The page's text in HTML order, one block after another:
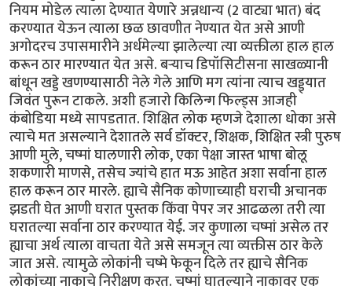
नियम मोडेल त्याला देण्यात येणारे अन्नधान्य (2 वाट्या भात) बंद
करण्यात येऊन त्याला छळ छावणीत नेण्यात येत असे आणी
अगोदरच उपासमारीने अर्धमेल्या झालेल्या त्या व्यक्तीला हाल हाल
करून ठार मारण्यात येत असे. बऱ्याच डिपॉसिटीसना साखळ्यानी
बांधून खड्डे खणण्यासाठी नेले गेले आणि मग त्यांना त्याच खड्ड्यात
जिवंत पुरून टाकले. अशी हजारो किलिन्ग फिल्ड्स आजही
कंबोडिया मध्ये सापडतात. शिक्षित लोक म्हणजे देशाला धोका असे
त्याचे मत असल्याने देशातले सर्व डॉक्टर, शिक्षक, शिक्षित स्त्री पुरुष
आणी मुले, चष्मां घालणारी लोक, एका पेक्षा जास्त भाषा बोलू
शकणारी माणसे, तसेच ज्यांचे हात मऊ आहेत अशा सर्वाना हाल
हाल करून ठार मारले. ह्याचे सैनिक कोणाच्याही घराची अचानक
झडती घेत आणी घरात पुस्तक किंवा पेपर जर आढळला तरी त्या
घरातल्या सर्वाना ठार करण्यात येई. जर कुणाला चष्मां असेल तर
ह्याचा अर्थ त्याला वाचता येते असे समजून त्या व्यक्तीस ठार केले
जात असे. त्यामुळे लोकांनी चष्मे फेकून दिले तर ह्याचे सैनिक